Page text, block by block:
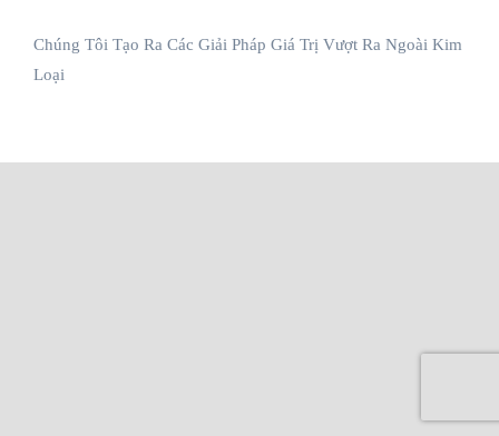
Chúng Tôi Tạo Ra Các Giải Pháp Giá Trị Vượt Ra Ngoài Kim
Loại